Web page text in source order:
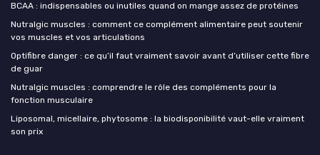
BCAA : indispensables ou inutiles quand on mange assez de protéines
Nutralgic muscles : comment ce complément alimentaire peut soutenir
vos muscles et vos articulations
Optifibre danger : ce qu’il faut vraiment savoir avant d’utiliser cette fibre
de guar
Nutralgic muscles : comprendre le rôle des compléments pour la
fonction musculaire
Liposomal, micellaire, phytosome : la biodisponibilité vaut-elle vraiment
son prix